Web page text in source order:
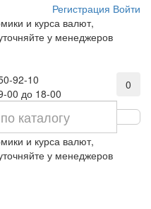
Регистрация Войти
и курса валют,
у менеджеров
92-10
00 до 18-00
0
и курса валют,
у менеджеров